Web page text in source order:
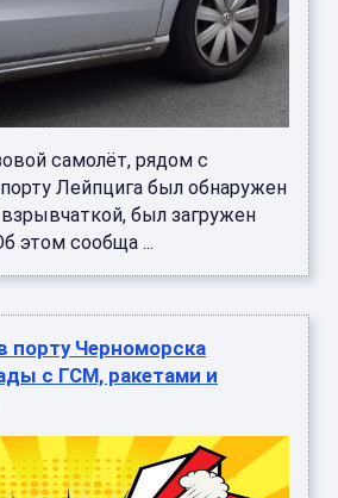
самолёт, рядом с
Лейпцига был обнаружен
был загружен
этом сообща ...
порту Черноморска
с ГСМ, ракетами и